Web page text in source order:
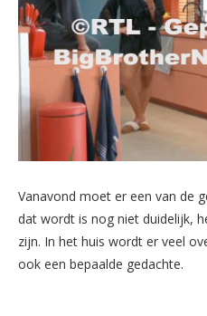
Vanavond moet er een van de
dat wordt is nog niet duidelijk,
zijn. In het huis wordt er veel
ook een bepaalde gedachte.